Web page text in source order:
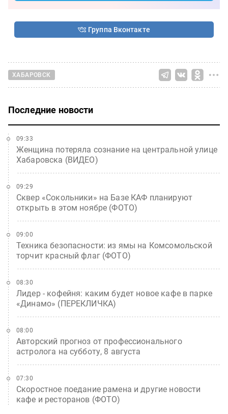
Группа Вконтакте
ХАБАРОВСК
Последние новости
Женщина потеряла сознание на центральной улице
Хабаровска (ВИДЕО)
09:33
Сквер «Сокольники» на Базе КАФ планируют
открыть в этом ноябре (ФОТО)
09:29
Техника безопасности: из ямы на Комсомольской
торчит красный флаг (ФОТО)
09:00
Лидер - кофейня: каким будет новое кафе в парке
«Динамо» (ПЕРЕКЛИЧКА)
08:30
Авторский прогноз от профессионального
астролога на субботу, 8 августа
08:00
Скоростное поедание рамена и другие новости
кафе и ресторанов (ФОТО)
07:30